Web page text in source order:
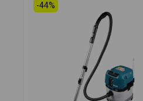
-44%